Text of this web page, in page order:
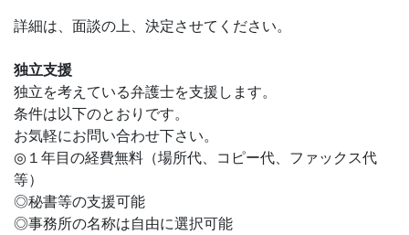
詳細は、面談の上、決定させてください。
独立支援
独立を考えている弁護士を支援します。
条件は以下のとおりです。
お気軽にお問い合わせ下さい。
◎１年目の経費無料（場所代、コピー代、ファックス代
等）
◎秘書等の支援可能
◎事務所の名称は自由に選択可能